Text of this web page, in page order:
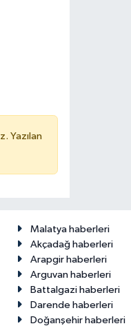
Yazılan
Malatya haberleri
Akçadağ haberleri
Arapgir haberleri
Arguvan haberleri
Battalgazi haberleri
Darende haberleri
Doğanşehir haberleri